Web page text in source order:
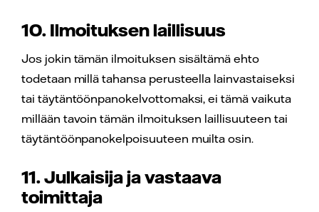
10. Ilmoituksen laillisuus
Jos jokin tämän ilmoituksen sisältämä ehto
todetaan millä tahansa perusteella lainvastaiseksi
tai täytäntöönpanokelvottomaksi, ei tämä vaikuta
millään tavoin tämän ilmoituksen laillisuuteen tai
täytäntöönpanokelpoisuuteen muilta osin.
11. Julkaisija ja vastaava
toimittaja